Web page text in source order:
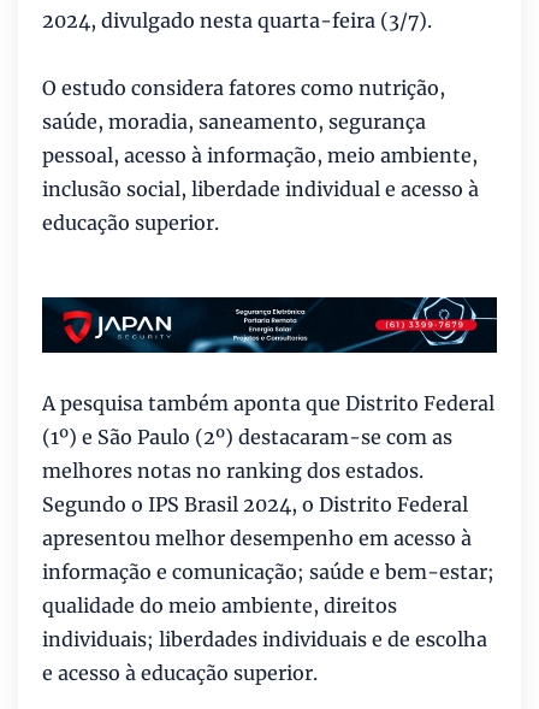
2024, divulgado nesta quarta-feira (3/7).
O estudo considera fatores como nutrição,
saúde, moradia, saneamento, segurança
pessoal, acesso à informação, meio ambiente,
inclusão social, liberdade individual e acesso à
educação superior.
A pesquisa também aponta que Distrito Federal
(1º) e São Paulo (2º) destacaram-se com as
melhores notas no ranking dos estados.
Segundo o IPS Brasil 2024, o Distrito Federal
apresentou melhor desempenho em acesso à
informação e comunicação; saúde e bem-estar;
qualidade do meio ambiente, direitos
individuais; liberdades individuais e de escolha
e acesso à educação superior.